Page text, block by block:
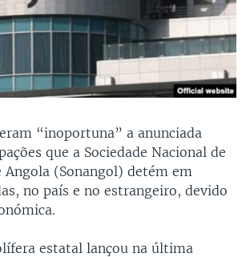
“inoportuna” a anunciada
que a Sociedade Nacional de
Angola (Sonangol) detém em
no país e no estrangeiro, devido
estatal lançou na última